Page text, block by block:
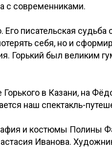
с современниками.
писательская судьба
себя, но и
Горький был великим
в Казани, на
наш спектакль-
и костюмы Полины
Иванова.